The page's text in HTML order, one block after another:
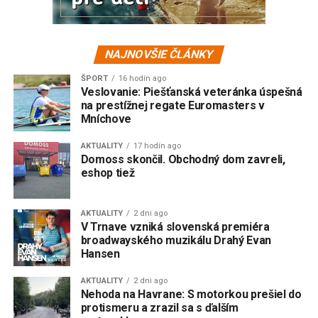
NAJNOVŠIE ČLÁNKY
ŠPORT 16 hodín ago
Veslovanie: Piešťanská veteránka úspešná
na prestížnej regate Euromasters v
Mníchove
AKTUALITY 17 hodín ago
Domoss skončil. Obchodný dom zavreli,
eshop tiež
AKTUALITY 2 dni ago
V Trnave vzniká slovenská premiéra
broadwayského muzikálu Drahý Evan
Hansen
AKTUALITY 2 dni ago
Nehoda na Havrane: S motorkou prešiel do
protismeru a zrazil sa s ďalším